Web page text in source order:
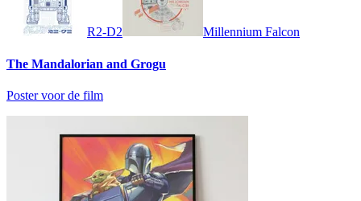
R2-D2 Millennium Falcon
The Mandalorian and Grogu
Poster voor de film